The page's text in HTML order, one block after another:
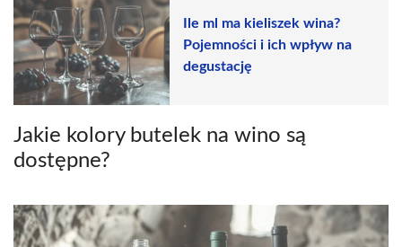
Ile ml ma kieliszek wina?
Pojemności i ich wpływ na
degustację
Jakie kolory butelek na wino są
dostępne?